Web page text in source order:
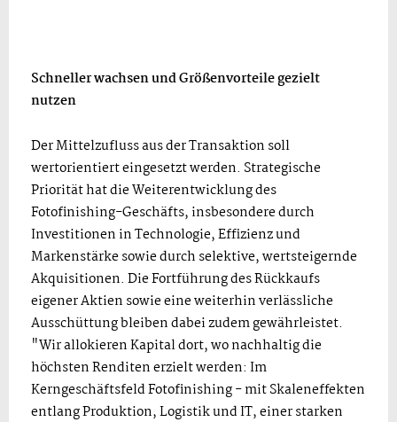
Schneller wachsen und Größenvorteile gezielt
nutzen
Der Mittelzufluss aus der Transaktion soll
wertorientiert eingesetzt werden. Strategische
Priorität hat die Weiterentwicklung des
Fotofinishing-Geschäfts, insbesondere durch
Investitionen in Technologie, Effizienz und
Markenstärke sowie durch selektive, wertsteigernde
Akquisitionen. Die Fortführung des Rückkaufs
eigener Aktien sowie eine weiterhin verlässliche
Ausschüttung bleiben dabei zudem gewährleistet.
"Wir allokieren Kapital dort, wo nachhaltig die
höchsten Renditen erzielt werden: Im
Kerngeschäftsfeld Fotofinishing - mit Skaleneffekten
entlang Produktion, Logistik und IT, einer starken